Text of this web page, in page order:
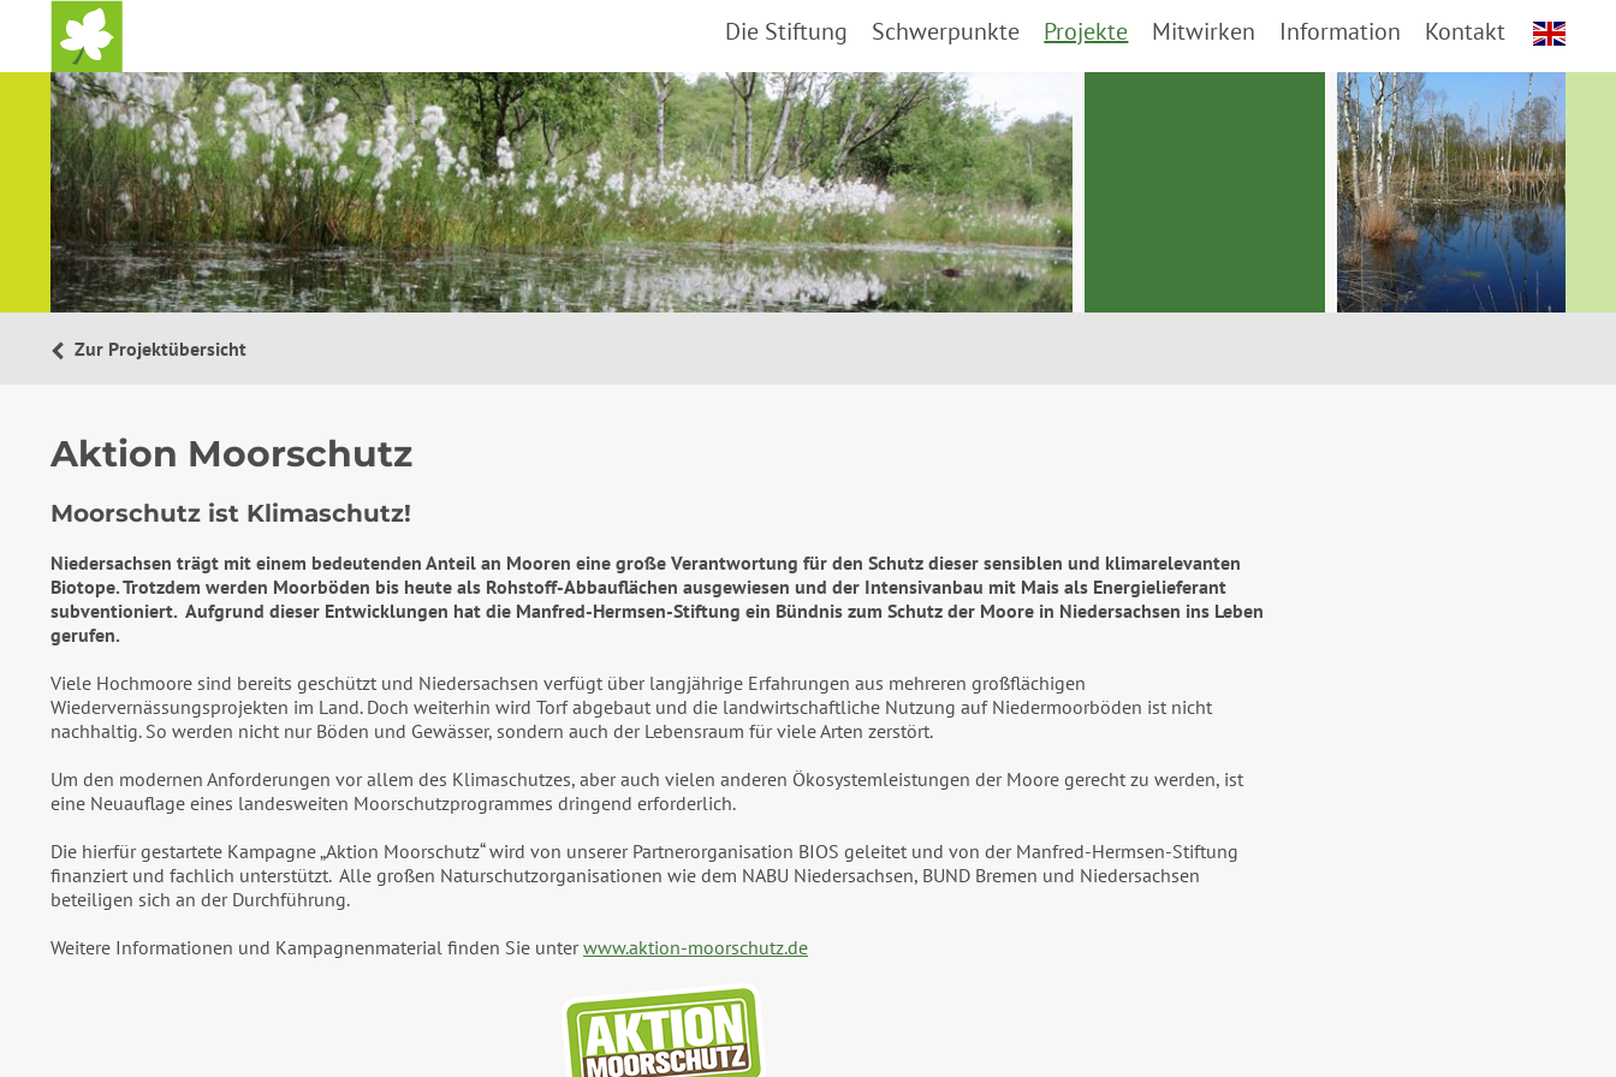
Startseite
Die Stiftung Schwerpunkte Projekte Mitwirken Information Kontakt
Zur Projektübersicht
Aktion Moorschutz
Moorschutz ist Klimaschutz!
Niedersachsen trägt mit einem bedeutenden Anteil an Mooren eine große Verantwortung für den Schutz dieser sensiblen und klimarelevanten
Biotope. Trotzdem werden Moorböden bis heute als Rohstoff-Abbauflächen ausgewiesen und der Intensivanbau mit Mais als Energielieferant
subventioniert. Aufgrund dieser Entwicklungen hat die Manfred-Hermsen-Stiftung ein Bündnis zum Schutz der Moore in Niedersachsen ins Leben
gerufen.
Viele Hochmoore sind bereits geschützt und Niedersachsen verfügt über langjährige Erfahrungen aus mehreren großflächigen
Wiedervernässungsprojekten im Land. Doch weiterhin wird Torf abgebaut und die landwirtschaftliche Nutzung auf Niedermoorböden ist nicht
nachhaltig. So werden nicht nur Böden und Gewässer, sondern auch der Lebensraum für viele Arten zerstört.
Um den modernen Anforderungen vor allem des Klimaschutzes, aber auch vielen anderen Ökosystemleistungen der Moore gerecht zu werden, ist
eine Neuauflage eines landesweiten Moorschutzprogrammes dringend erforderlich.
Die hierfür gestartete Kampagne „Aktion Moorschutz“ wird von unserer Partnerorganisation BIOS geleitet und von der Manfred-Hermsen-Stiftung
finanziert und fachlich unterstützt. Alle großen Naturschutzorganisationen wie dem NABU Niedersachsen, BUND Bremen und Niedersachsen
beteiligen sich an der Durchführung.
Weitere Informationen und Kampagnenmaterial finden Sie unterwww.aktion-moorschutz.de